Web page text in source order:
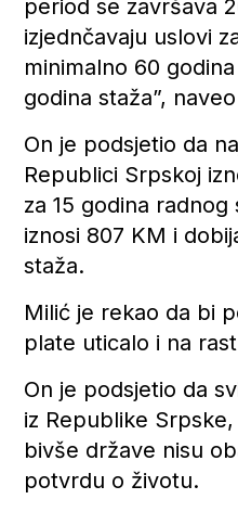
period se završava
izjednčavaju uslovi
minimalno 60
godina staža”,
On je podsjetio da
Republici Srpskoj
za 15 godina
iznosi 807 KM i
staža.
Milić je rekao da bi
plate uticalo i na
On je podsjetio da
iz Republike
bivše države nisu
potvrdu o životu.